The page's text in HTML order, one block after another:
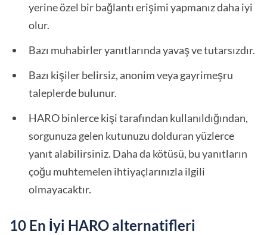
yerine özel bir bağlantı erişimi yapmanız daha iyi
olur.
Bazı muhabirler yanıtlarında yavaş ve tutarsızdır.
Bazı kişiler belirsiz, anonim veya gayrimeşru
taleplerde bulunur.
HARO binlerce kişi tarafından kullanıldığından,
sorgunuza gelen kutunuzu dolduran yüzlerce
yanıt alabilirsiniz. Daha da kötüsü, bu yanıtların
çoğu muhtemelen ihtiyaçlarınızla ilgili
olmayacaktır.
10 En İyi HARO alternatifleri